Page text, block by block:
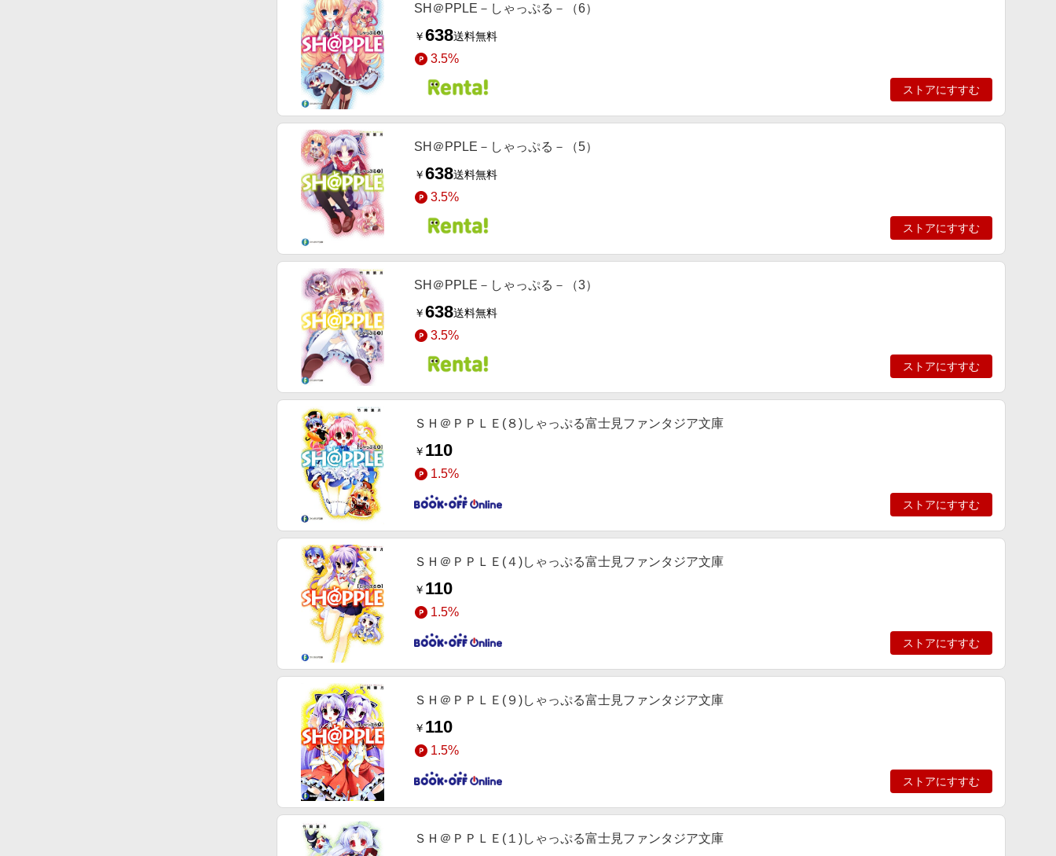
SH＠PPLE－しゃっぷる－（6）
￥638送料無料
3.5%
ストアにすすむ
SH＠PPLE－しゃっぷる－（5）
￥638送料無料
3.5%
ストアにすすむ
SH＠PPLE－しゃっぷる－（3）
￥638送料無料
3.5%
ストアにすすむ
ＳＨ＠ＰＰＬＥ(８)しゃっぷる富士見ファンタジア文庫
￥ 110
1.5%
ストアにすすむ
ＳＨ＠ＰＰＬＥ(４)しゃっぷる富士見ファンタジア文庫
￥ 110
1.5%
ストアにすすむ
ＳＨ＠ＰＰＬＥ(９)しゃっぷる富士見ファンタジア文庫
￥ 110
1.5%
ストアにすすむ
ＳＨ＠ＰＰＬＥ(１)しゃっぷる富士見ファンタジア文庫